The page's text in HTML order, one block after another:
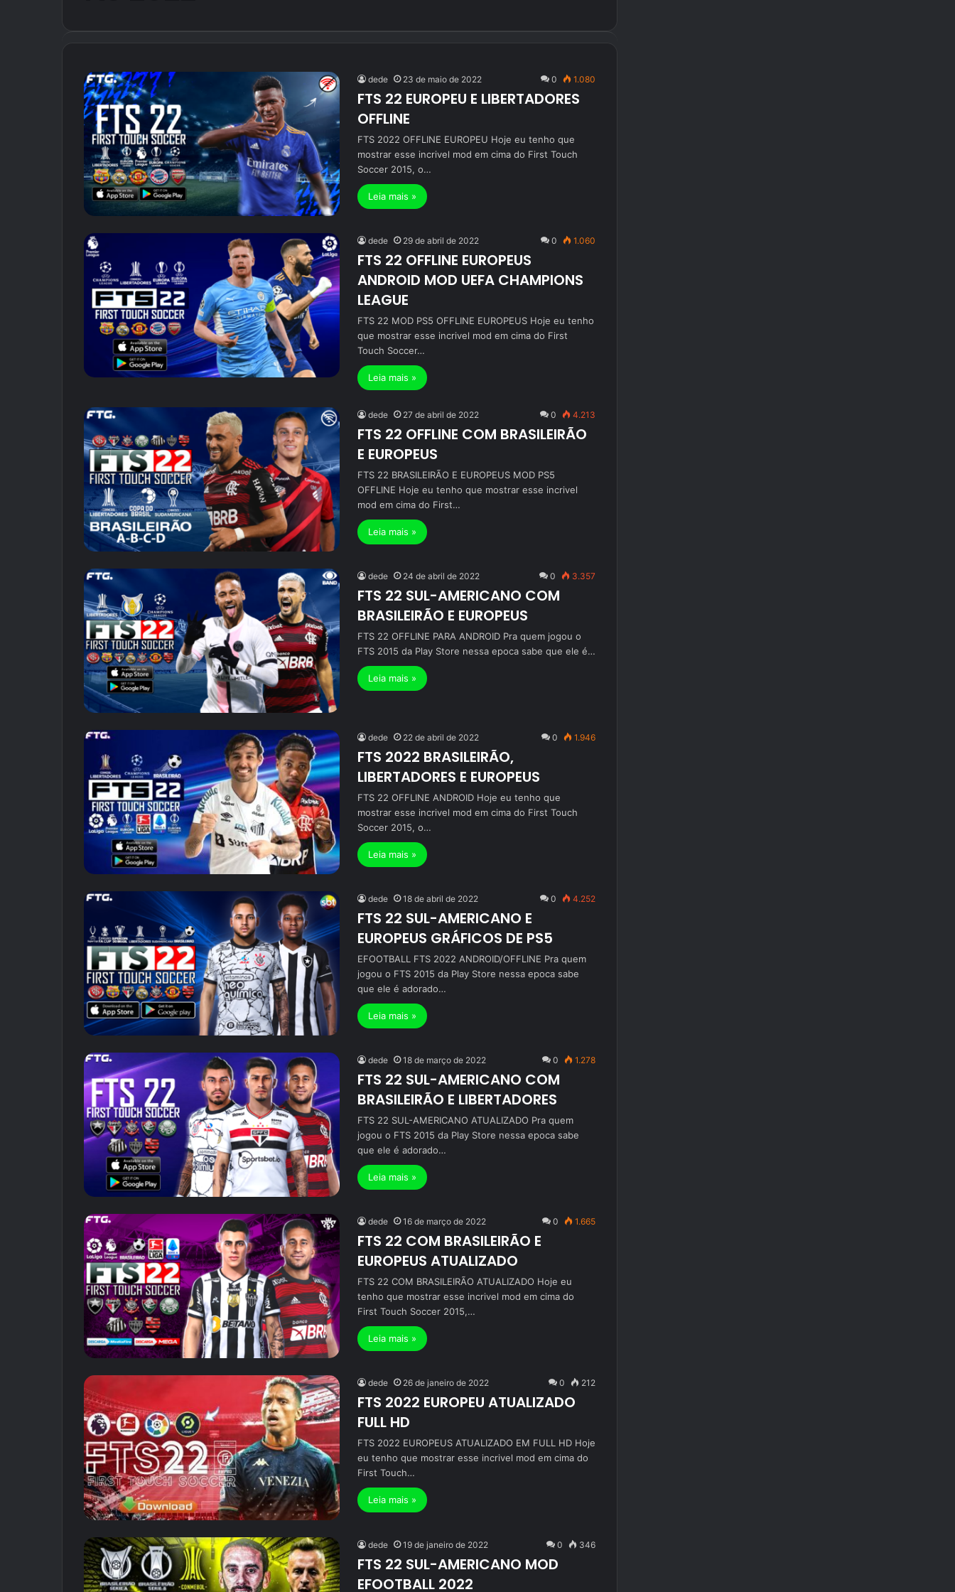
dede 23 de maio de 2022 0 1.080
FTS 22 EUROPEU E LIBERTADORES
OFFLINE
FTS 2022 OFFLINE EUROPEU Hoje eu tenho que
mostrar esse incrivel mod em cima do First Touch
Soccer 2015, o…
Leia mais »
dede 29 de abril de 2022 0 1.060
FTS 22 OFFLINE EUROPEUS
ANDROID MOD UEFA CHAMPIONS
LEAGUE
FTS 22 MOD PS5 OFFLINE EUROPEUS Hoje eu tenho
que mostrar esse incrivel mod em cima do First
Touch Soccer…
Leia mais »
dede 27 de abril de 2022 0 4.213
FTS 22 OFFLINE COM BRASILEIRÃO
E EUROPEUS
FTS 22 BRASILEIRÃO E EUROPEUS MOD PS5
OFFLINE Hoje eu tenho que mostrar esse incrivel
mod em cima do First…
Leia mais »
dede 24 de abril de 2022 0 3.357
FTS 22 SUL-AMERICANO COM
BRASILEIRÃO E EUROPEUS
FTS 22 OFFLINE PARA ANDROID Pra quem jogou o
FTS 2015 da Play Store nessa epoca sabe que ele é…
Leia mais »
dede 22 de abril de 2022 0 1.946
FTS 2022 BRASILEIRÃO,
LIBERTADORES E EUROPEUS
FTS 22 OFFLINE ANDROID Hoje eu tenho que
mostrar esse incrivel mod em cima do First Touch
Soccer 2015, o…
Leia mais »
dede 18 de abril de 2022 0 4.252
FTS 22 SUL-AMERICANO E
EUROPEUS GRÁFICOS DE PS5
EFOOTBALL FTS 2022 ANDROID/OFFLINE Pra quem
jogou o FTS 2015 da Play Store nessa epoca sabe
que ele é adorado…
Leia mais »
dede 18 de março de 2022 0 1.278
FTS 22 SUL-AMERICANO COM
BRASILEIRÃO E LIBERTADORES
FTS 22 SUL-AMERICANO ATUALIZADO Pra quem
jogou o FTS 2015 da Play Store nessa epoca sabe
que ele é adorado…
Leia mais »
dede 16 de março de 2022 0 1.665
FTS 22 COM BRASILEIRÃO E
EUROPEUS ATUALIZADO
FTS 22 COM BRASILEIRÃO ATUALIZADO Hoje eu
tenho que mostrar esse incrivel mod em cima do
First Touch Soccer 2015,…
Leia mais »
dede 26 de janeiro de 2022 0 212
FTS 2022 EUROPEU ATUALIZADO
FULL HD
FTS 2022 EUROPEUS ATUALIZADO EM FULL HD Hoje
eu tenho que mostrar esse incrivel mod em cima do
First Touch…
Leia mais »
dede 19 de janeiro de 2022 0 346
FTS 22 SUL-AMERICANO MOD
EFOOTBALL 2022